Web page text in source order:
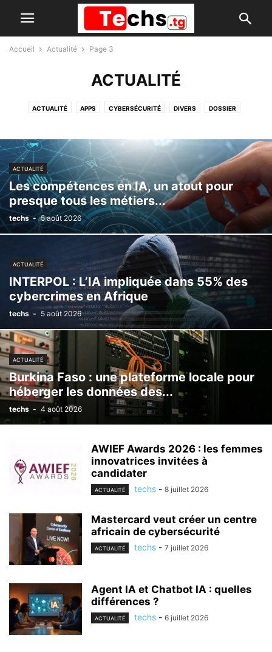
Accueil Actualité Page 3
ACTUALITÉ
ACTUALITÉ APPS CYBERSÉCURITÉ DIVERS DOSSIER
ACTUALITÉ
Les compétences en IA, un atout pour
presque tous les métiers...
techs - 5 août 2026
ACTUALITÉ
INTERPOL : L’IA impliquée dans 55% des
cybercrimes en Afrique
techs - 5 août 2026
ACTUALITÉ
Burkina Faso : une plateforme locale pour
héberger les données des...
techs - 4 août 2026
AWIEF Awards 2026 : les femmes
innovatrices invitées à
candidater
ACTUALITÉ techs - 8 juillet 2026
Mastercard veut créer un centre
africain de cybersécurité
ACTUALITÉ techs - 7 juillet 2026
Agent IA et Chatbot IA : quelles
différences ?
ACTUALITÉ techs - 6 juillet 2026